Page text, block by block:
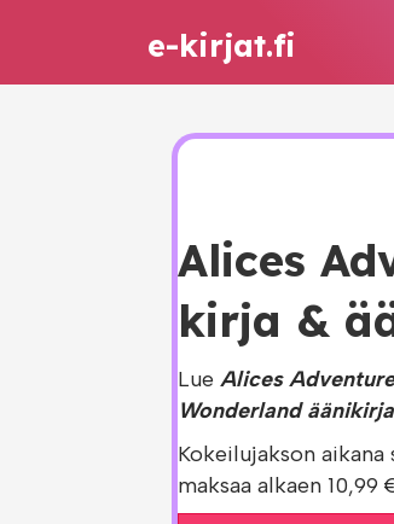
e-kirjat.fi
Alices
kirja &
Lue Alices
Wonderland äänikirja
Kokeilujakson
maksaa alkaen